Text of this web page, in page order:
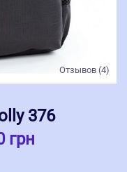
Отзывов (4)
376
грн